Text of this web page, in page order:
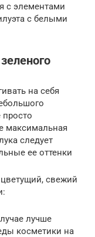
с элементами
с белыми
на себя
просто
максимальная
следует
ее оттенки
свежий
лучше
косметики на